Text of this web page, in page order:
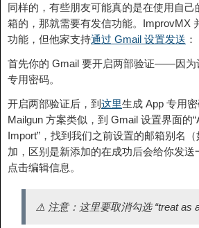
同样的，有些朋友可能真的是在使用自己
箱的，那就需要有发信功能。ImprovMX
功能，但他家支持通过 Gmail 设置发送 ：
首先你的 Gmail 要开启两部验证——因为
专用密码。
开启两部验证后，到 这里生成 App 专用
Mailgun 方案类似，到 Gmail 设置界面的
Import”，找到我们之前设置的邮箱别名
加，区别是新添加的在成功后会给你发送
点击编辑信息。
⚠️ 注意：这里要取消勾选 “treat as